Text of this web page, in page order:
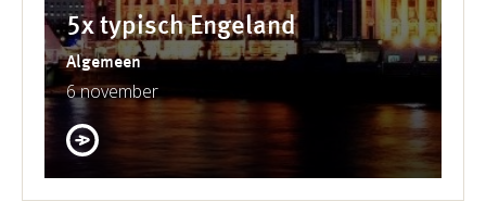
5x typisch Engeland
Algemeen
6 november